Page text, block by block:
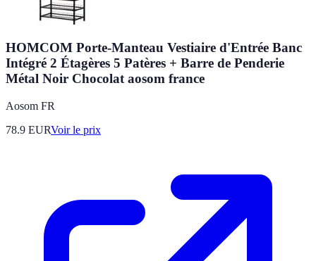
HOMCOM Porte-Manteau Vestiaire d'Entrée Banc
Intégré 2 Étagères 5 Patères + Barre de Penderie
Métal Noir Chocolat aosom france
Aosom FR
78.9 EURVoir le prix